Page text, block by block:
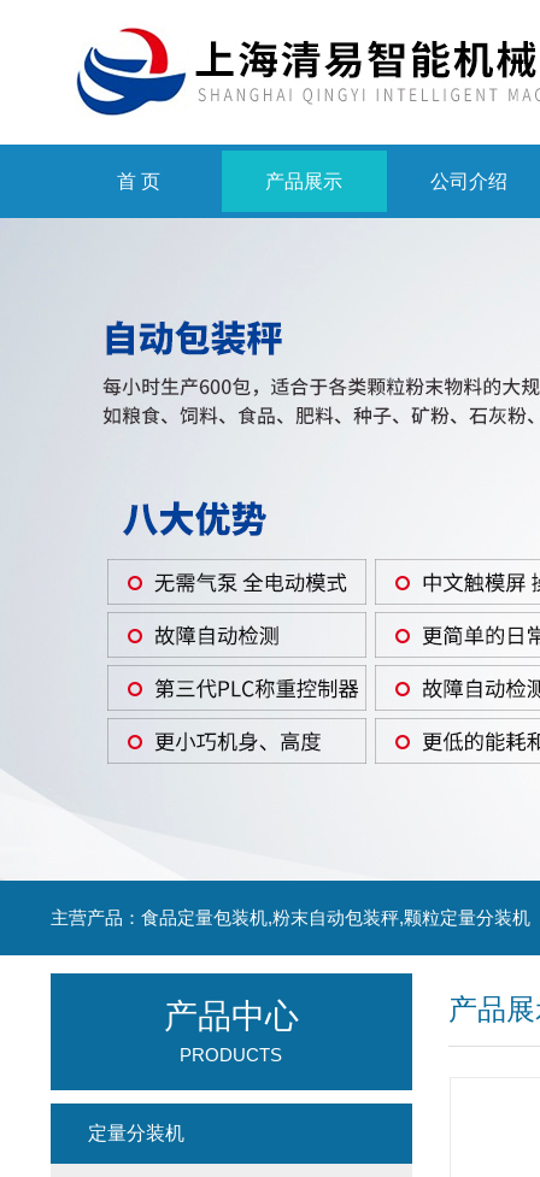
首 页 产品展示 公司介绍
主营产品：食品定量包装机,粉末自动包装秤,颗粒定量分装机
产品
产品中心
PRODUCTS
定量分装机